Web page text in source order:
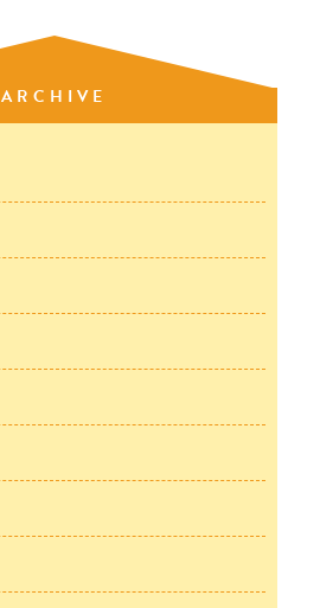
ARCHIVE